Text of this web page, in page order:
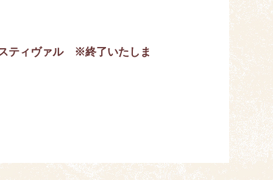
ティヴァル ※終了いたしま